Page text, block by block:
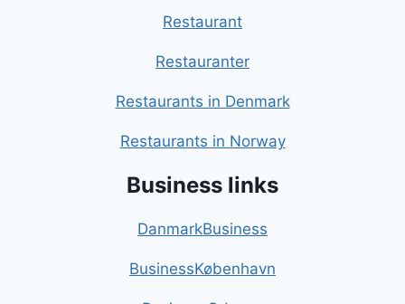
Restaurant
Restauranter
Restaurants in Denmark
Restaurants in Norway
Business links
DanmarkBusiness
BusinessKøbenhavn